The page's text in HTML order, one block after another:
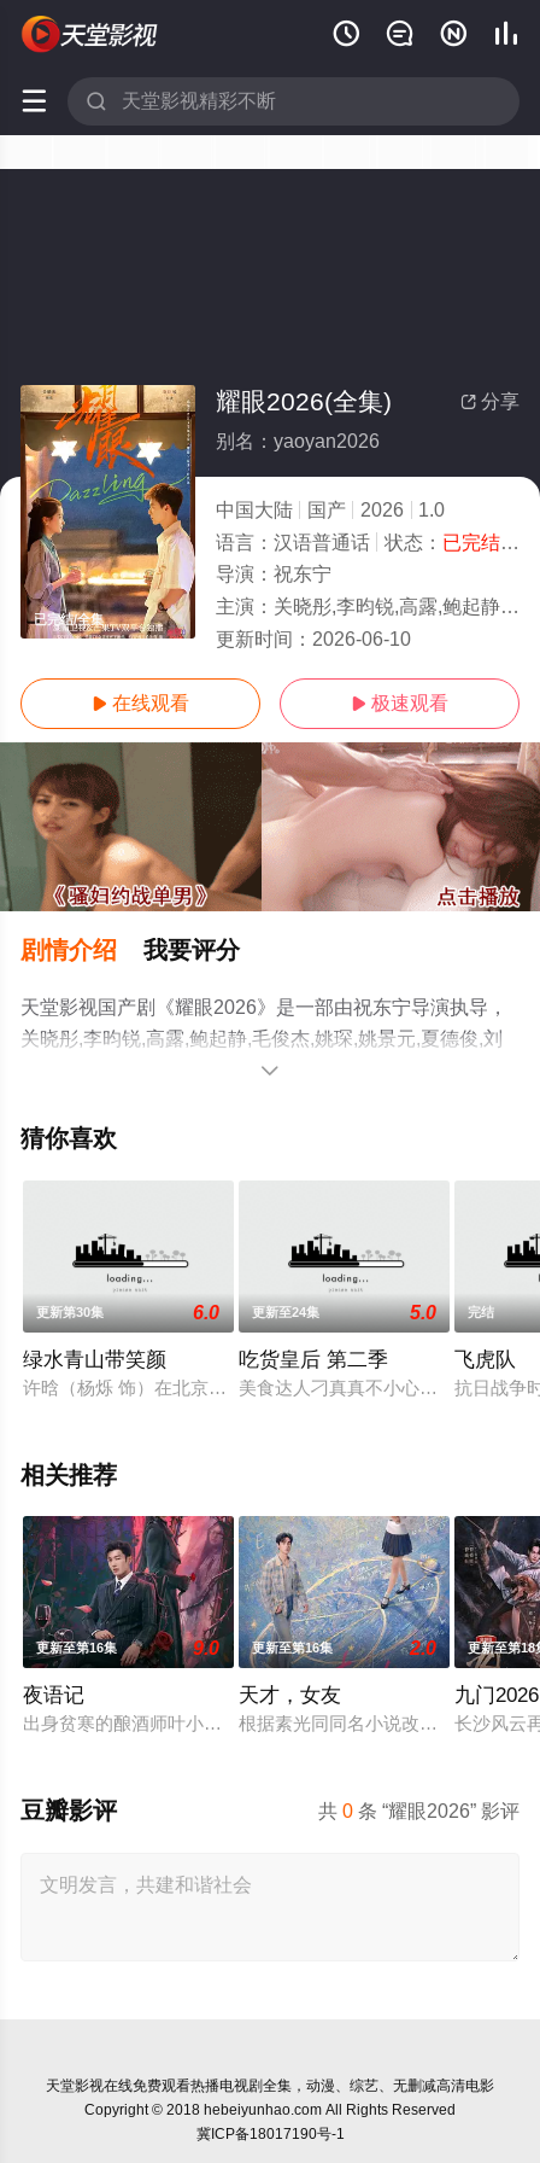
   
 
已完结/全集
 分享
耀眼2026(全集)
别名：yaoyan2026
中国大陆 国产 2026
1.0
语言： 汉语普通话 状态： 已完结- 免
导演： 祝东宁
主演： 关晓彤,李昀锐,高露,鲍起静,毛俊杰,姚琛,姚景元,夏德俊,刘天佐,晏
更新时间： 2026-06-10
 在线观看  极速观看
剧情介绍 我要评分
天堂影视国产剧《耀眼2026》是一部由祝东宁导演执导，
关晓彤,李昀锐,高露,鲍起静,毛俊杰,姚琛,姚景元,夏德俊,刘
天佐,晏紫东,曾可妮,小么哥,边天扬,王佳璇,王翰闻,高秋梓,
剧，大结局剧情已揭晓（已完结），超前点播免费观看高

猜你喜欢
更新第30集 6.0
绿水青山带笑颜
许晗（杨烁 饰）在北京做了8年艺考培训学校，偶然被乡村风景
更新至24集 5.0
吃货皇后 第二季
美食达人刁真真不小心穿越成了古
完结
飞虎队
抗日战争
相关推荐
更新至第16集 9.0
夜语记
出身贫寒的酿酒师叶小唯遭遇爱人程桉、恩师林晚媚的双重背
更新至第16集 2.0
天才，女友
根据素光同同名小说改编。江逾白长
更新至第18
九门2026
长沙风云
共0 条 “耀眼2026” 影评
豆瓣影评
天堂影视在线免费观看热播电视剧全集，动漫、综艺、无删减高清电影
Copyright © 2018 hebeiyunhao.com All Rights Reserved
冀ICP备18017190号-1